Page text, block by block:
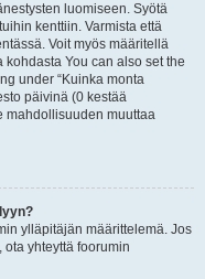
luomiseen. Syötä
kenttiin. Varmista että
Voit myös määritellä
You can also set the
under “Kuinka monta
päivinä (0 kestää
mahdollisuuden muuttaa
ylläpitäjän määrittelemä. Jos
yhteyttä foorumin